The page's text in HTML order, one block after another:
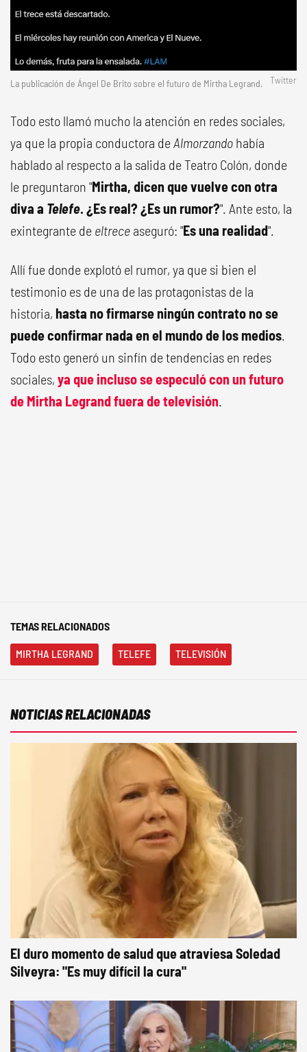
La publicación de Ángel De Brito sobre el futuro de Mirtha Legrand. Twitter
Todo esto llamó mucho la atención en redes sociales,
ya que la propia conductora deAlmorzando había
hablado al respecto a la salida de Teatro Colón, donde
le preguntaron "Mirtha, dicen que vuelve con otra
diva a Telefe. ¿Es real? ¿Es un rumor?". Ante esto, la
exintegrante de eltrece aseguró: "Es una realidad".
Allí fue donde explotó el rumor, ya que si bien el
testimonio es de una de las protagonistas de la
historia, hasta no firmarse ningún contrato no se
puede confirmar nada en el mundo de los medios.
Todo esto generó un sinfín de tendencias en redes
sociales, ya que incluso se especuló con un futuro
de Mirtha Legrandfuera de televisión.
TEMAS RELACIONADOS
MIRTHA LEGRAND TELEFE TELEVISIÓN
NOTICIAS RELACIONADAS
El duro momento de salud que atraviesa Soledad
Silveyra: "Es muy difícil la cura"